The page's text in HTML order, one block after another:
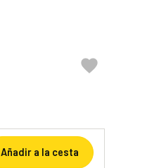

Añadir a la cesta